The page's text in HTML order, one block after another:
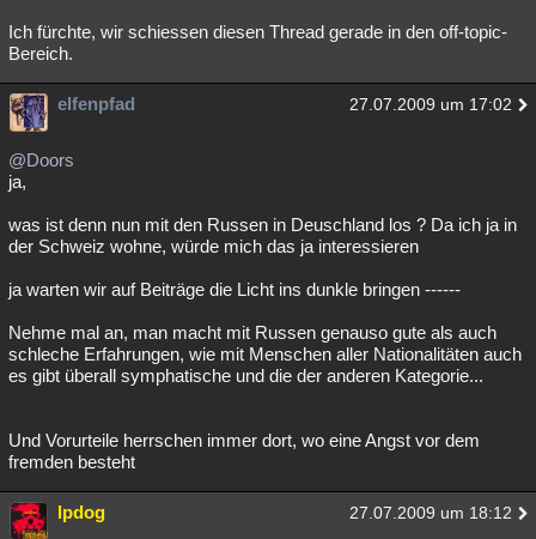
Ich fürchte, wir schiessen diesen Thread gerade in den off-topic-
Bereich.
elfenpfad 27.07.2009 um 17:02
@Doors
ja,
was ist denn nun mit den Russen in Deuschland los ? Da ich ja in
der Schweiz wohne, würde mich das ja interessieren
ja warten wir auf Beiträge die Licht ins dunkle bringen ------
Nehme mal an, man macht mit Russen genauso gute als auch
schleche Erfahrungen, wie mit Menschen aller Nationalitäten auch
es gibt überall symphatische und die der anderen Kategorie...
Und Vorurteile herrschen immer dort, wo eine Angst vor dem
fremden besteht
lpdog 27.07.2009 um 18:12